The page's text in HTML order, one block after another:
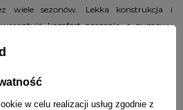
wiele sezonów. Lekka konstrukcja i
komfort noszenia, a gumowy
boku, które podkreśla streetwearowy
w celu realizacji usług zgodnie z